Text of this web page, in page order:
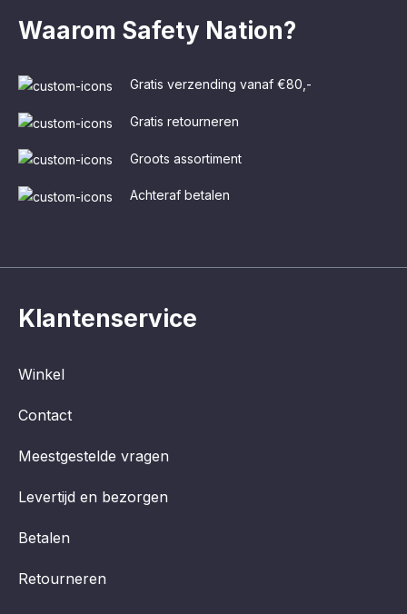
Klantenservice
Winkel
Contact
Meestgestelde vragen
Levertijd en bezorgen
Betalen
Retourneren
Waarom Safety Nation?
Gratis verzending vanaf €80,-
Gratis retourneren
Groots assortiment
Achteraf betalen